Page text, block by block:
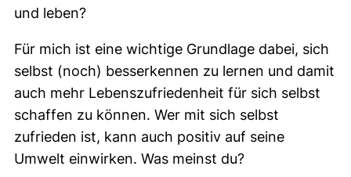
und leben?
Für mich ist eine wichtige Grundlage dabei, sich
selbst (noch) besserkennen zu lernen und damit
auch mehr Lebenszufriedenheit für sich selbst
schaffen zu können. Wer mit sich selbst
zufrieden ist, kann auch positiv auf seine
Umwelt einwirken. Was meinst du?